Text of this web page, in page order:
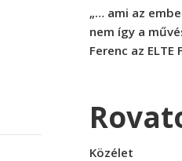
„… ami az
nem így a
Ferenc az ELTE
Közélet